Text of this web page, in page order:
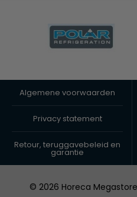
Algemene voorwaarden
Privacy statement
Retour, teruggavebeleid en
garantie
© 2026 Horeca Megastore